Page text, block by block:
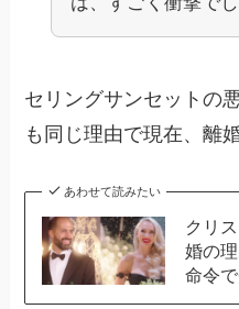
セリングサンセットの
も同じ理由で現在、離
あわせて読みたい
クリ
婚の
命令